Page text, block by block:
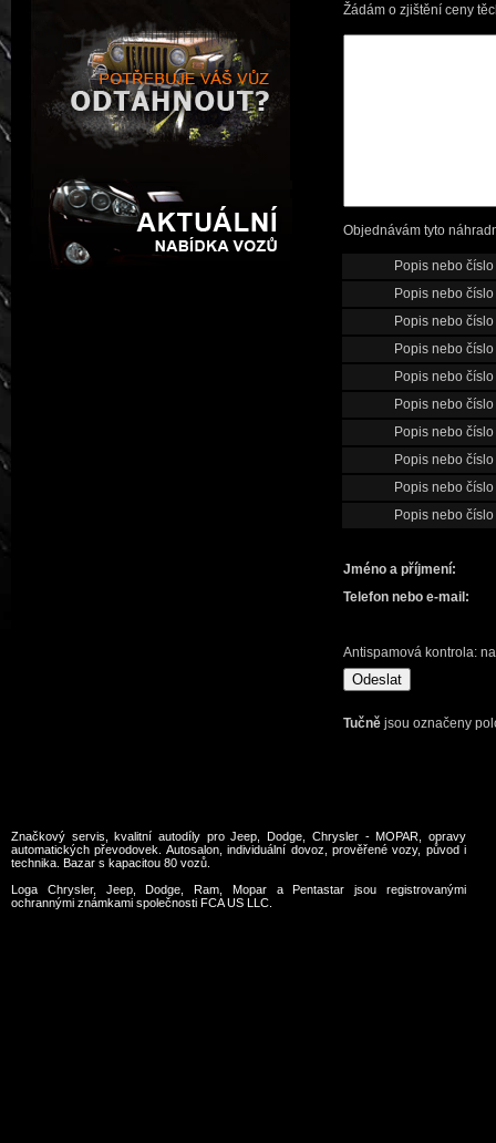
Žádám o zjištění ceny
Objednávám tyto
Popis nebo
Popis nebo
Popis nebo
Popis nebo
Popis nebo
Popis nebo
Popis nebo
Popis nebo
Popis nebo
Popis nebo
Jméno a příjmení:
Telefon nebo e-mail:
Antispamová kontrola:
Tučně jsou označeny
Značkový servis, kvalitní autodíly pro Jeep, Dodge, Chrysler - MOPAR, opravy
automatických převodovek. Autosalon, individuální dovoz, prověřené vozy, původ i
technika. Bazar s kapacitou 80 vozů.
Loga Chrysler, Jeep, Dodge, Ram, Mopar a Pentastar jsou registrovanými
ochrannými známkami společnosti FCA US LLC.